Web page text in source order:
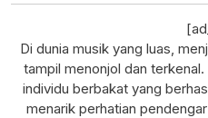
Di dunia musik yang luas,
tampil menonjol dan
individu berbakat yang
menarik perhatian